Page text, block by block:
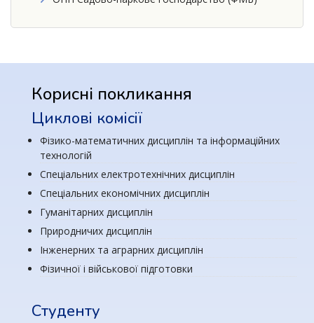
Корисні покликання
Циклові комісії
Фізико-математичних дисциплін та інформаційних
технологій
Спеціальних електротехнічних дисциплін
Спеціальних економічних дисциплін
Гуманітарних дисциплін
Природничих дисциплін
Інженерних та аграрних дисциплін
Фізичної і військової підготовки
Студенту